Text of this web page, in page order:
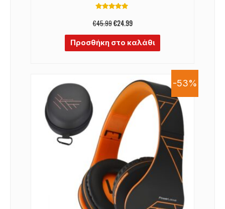
με
4.92
€45.99€24.99
Προσθήκη στο καλάθι
-53%